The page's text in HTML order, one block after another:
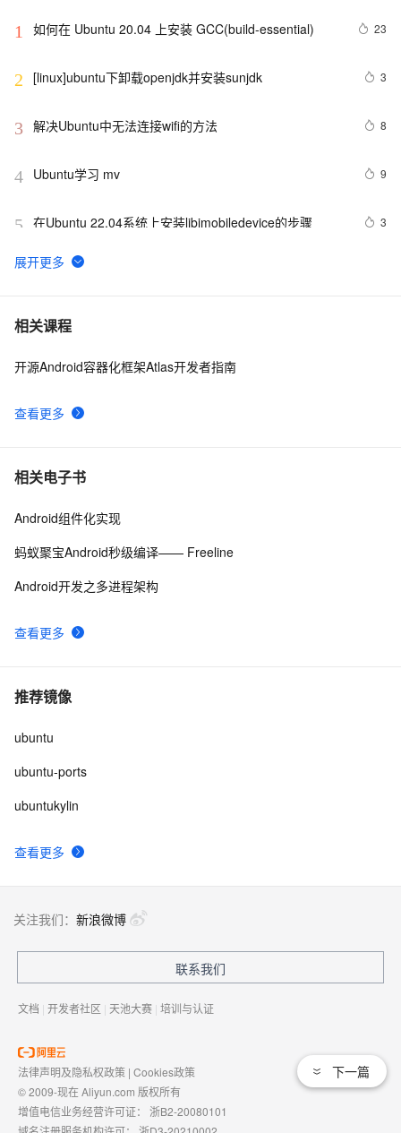
1 如何在 Ubuntu 20.04 上安装 GCC(build-essential) 23
2 [linux]ubuntu下卸载openjdk并安装sunjdk 3
3 解决Ubuntu中无法连接wifi的方法 8
4 Ubuntu学习 mv 9
5 在Ubuntu 22.04系统上安装libimobiledevice的步骤 3
6 Ubuntu 16.04下无法安装.deb的解决方法
7 在Ubuntu中设置QT Creator的交叉编译环境。
8 Centos 7、Debian及Ubuntu系统中安装和验证tree命令
9 Docker镜像：Ubuntu支持systemctl、SSH和VNC
10
相关课程
查看更多
开源Android容器化框架Atlas开发者指南
相关电子书
查看更多
Android组件化实现
蚂蚁聚宝Android秒级编译—— Freeline
Android开发之多进程架构
推荐镜像
查看更多
ubuntu
ubuntu-ports
ubuntukylin
下一篇
关注我们： 新浪微博
联系我们
文档 | 开发者社区 | 天池大赛 | 培训与认证
法律声明及隐私权政策 | Cookies政策
© 2009-现在 Aliyun.com 版权所有
增值电信业务经营许可证： 浙B2-20080101